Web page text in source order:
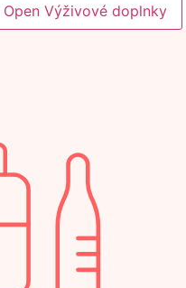
Open Výživové doplnky